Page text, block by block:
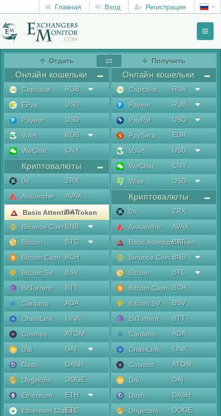
Главная Вход Регистрация
Отдать
Онлайн кошельки
Capitalist
RUB
EPay
USD
Payeer
USD
Volet
RUB
WeChat
CNY
Криптовалюты
0x
ZRX
Avalanche
AVAX
Basic Attention Token
BAT
Binance Coin BNB
Bitcoin
BTC
Bitcoin Cash
BCH
Bitcoin SV
BSV
BitTorrent
BTT
Cardano
ADA
ChainLink
LINK
Cosmos
ATOM
Dai
DAI
Dash
DASH
Dogecoin
DOGE
Ethereum
ETH
Ethereum Classic
ETC
Получить
Онлайн кошельки
Capitalist
RUB
Payeer
RUB
PayPal
USD
PaySera
EUR
Volet
USD
WeChat
CNY
Wise
USD
Криптовалюты
0x
ZRX
Avalanche
AVAX
Basic Attention Token
BAT
Binance Coin BNB
Bitcoin
BTC
Bitcoin Cash
BCH
Bitcoin SV
BSV
BitTorrent
BTT
Cardano
ADA
ChainLink
LINK
Cosmos
ATOM
Dai
DAI
Dash
DASH
Dogecoin
DOGE